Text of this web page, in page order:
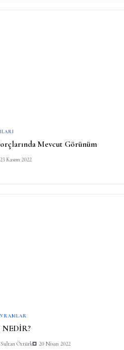
Mevcut Görünüm
23 Kasım 2022
NEDİR?
Sultan Öztürk 20 Nisan 2022